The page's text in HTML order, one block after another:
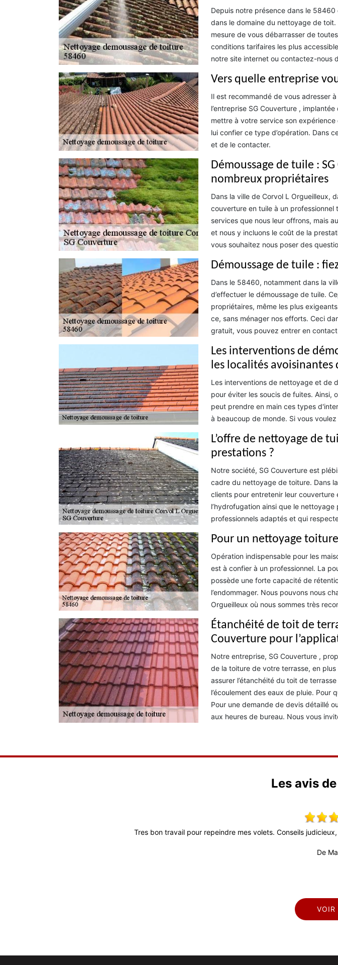
Depuis notre présence dans le
dans le domaine du nettoyage de
mesure de vous débarrasser de
conditions tarifaires les plus
notre site internet ou contactez-nous
Vers quelle entreprise
Il est recommandé de vous adresser
l’entreprise SG Couverture ,
mettre à votre service son
lui confier ce type d’opération. Dans
et de le contacter.
Démoussage de tuile :
nombreux propriétaires
Dans la ville de Corvol L Orgueilleux,
couverture en tuile à un
services que nous leur offrons, mais
et nous y incluons le coût de la
vous souhaitez nous poser des
Démoussage de tuile :
Dans le 58460, notamment dans la
d’effectuer le démoussage de tuile.
propriétaires, même les plus
ce, sans ménager nos efforts. Ceci
gratuit, vous pouvez entrer en
Les interventions de
les localités avoisinantes
Les interventions de nettoyage et de
pour éviter les soucis de fuites. Ainsi,
peut prendre en main ces types
à beaucoup de monde. Si vous
L’offre de nettoyage de
prestations ?
Notre société, SG Couverture est
cadre du nettoyage de toiture. Dans
clients pour entretenir leur couverture
l’hydrofugation ainsi que le
professionnels adaptés et qui
Pour un nettoyage
Opération indispensable pour les
est à confier à un professionnel. La
possède une forte capacité de
l’endommager. Nous pouvons nous
Orgueilleux où nous sommes très
Étanchéité de toit de
Couverture pour
Notre entreprise, SG Couverture ,
de la toiture de votre terrasse, en
assurer l’étanchéité du toit de
l’écoulement des eaux de pluie.
Pour une demande de devis détaillé
aux heures de bureau. Nous vous
Les avis
Tres bon travail pour repeindre mes volets. Conseils
De
VOIR